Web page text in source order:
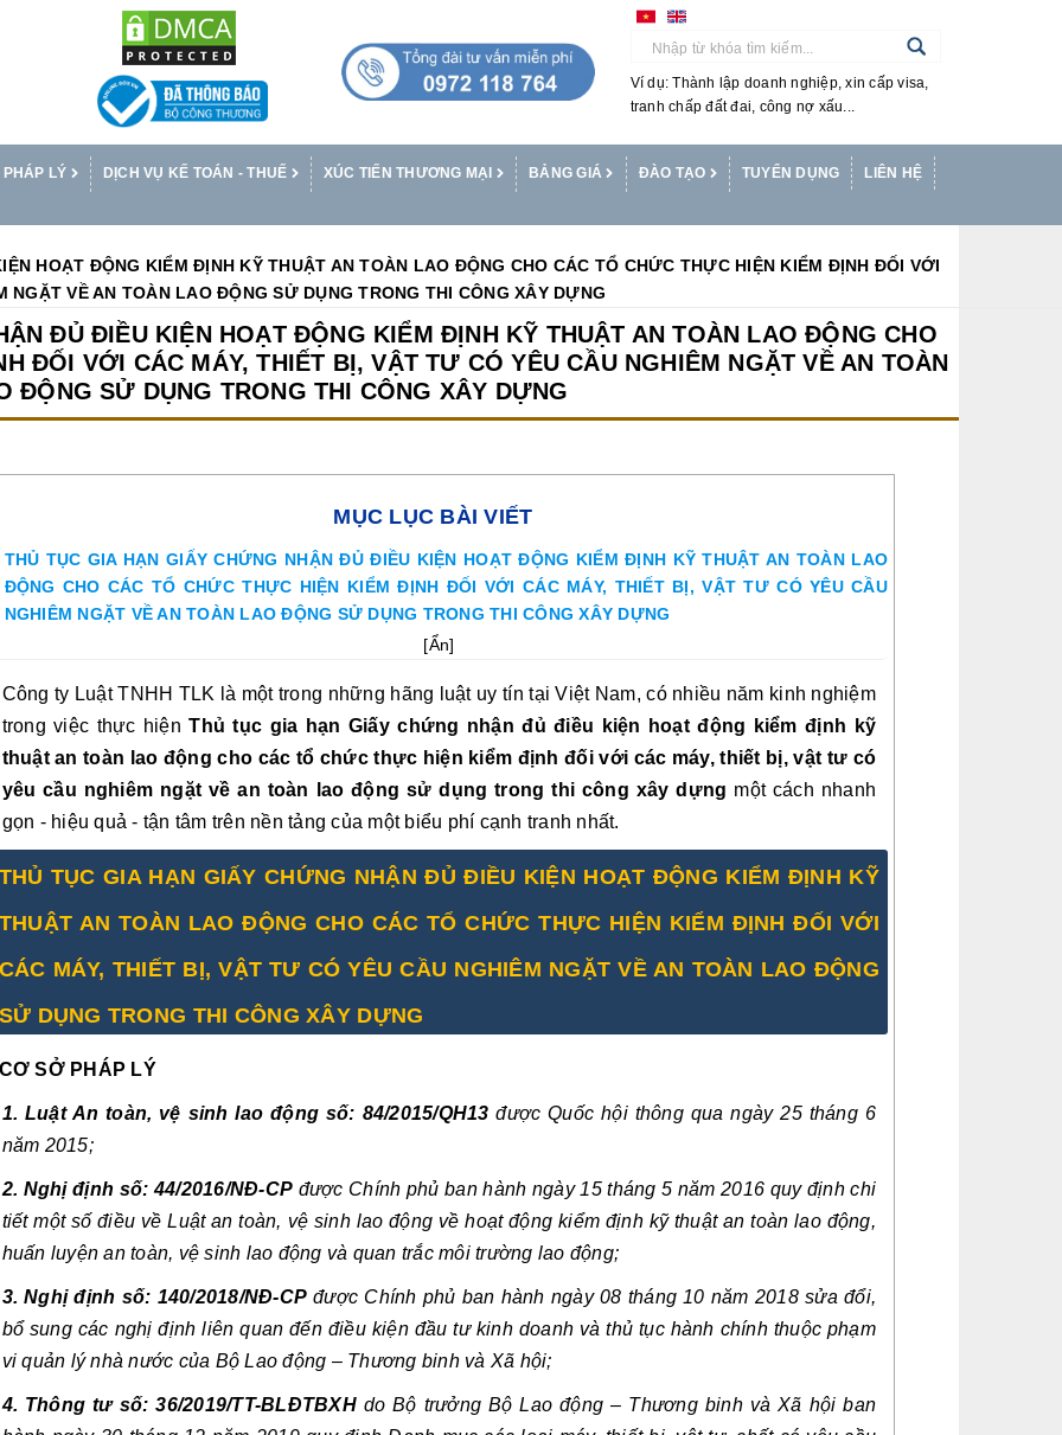
Ví dụ: Thành lập doanh nghiệp, xin cấp visa,
tranh chấp đất đai, công nợ xấu...
PHÁP LÝ DỊCH VỤ KẾ TOÁN - THUẾ XÚC TIẾN THƯƠNG MẠI BẢNG GIÁ ĐÀO TẠO TUYỂN DỤNG LIÊN HỆ
HOẠT ĐỘNG KIỂM ĐỊNH KỸ THUẬT AN TOÀN LAO ĐỘNG CHO CÁC TỔ CHỨC THỰC HIỆN KIỂM ĐỊNH ĐỐI VỚI
NGẶT VỀ AN TOÀN LAO ĐỘNG SỬ DỤNG TRONG THI CÔNG XÂY DỰNG
ĐỦ ĐIỀU KIỆN HOẠT ĐỘNG KIỂM ĐỊNH KỸ THUẬT AN TOÀN LAO ĐỘNG CHO
ĐỐI VỚI CÁC MÁY, THIẾT BỊ, VẬT TƯ CÓ YÊU CẦU NGHIÊM NGẶT VỀ AN TOÀN
ĐỘNG SỬ DỤNG TRONG THI CÔNG XÂY DỰNG
MỤC LỤC BÀI VIẾT
THỦ TỤC GIA HẠN GIẤY CHỨNG NHẬN ĐỦ ĐIỀU KIỆN HOẠT ĐỘNG KIỂM ĐỊNH KỸ THUẬT AN TOÀN LAO
ĐỘNG CHO CÁC TỔ CHỨC THỰC HIỆN KIỂM ĐỊNH ĐỐI VỚI CÁC MÁY, THIẾT BỊ, VẬT TƯ CÓ YÊU CẦU
NGHIÊM NGẶT VỀ AN TOÀN LAO ĐỘNG SỬ DỤNG TRONG THI CÔNG XÂY DỰNG
[Ẩn]
Công ty Luật TNHH TLK là một trong những hãng luật uy tín tại Việt Nam, có nhiều năm kinh nghiệm
trong việc thực hiện Thủ tục gia hạn Giấy chứng nhận đủ điều kiện hoạt động kiểm định kỹ
thuật an toàn lao động cho các tổ chức thực hiện kiểm định đối với các máy, thiết bị, vật tư có
yêu cầu nghiêm ngặt về an toàn lao động sử dụng trong thi công xây dựng một cách nhanh
gọn - hiệu quả - tận tâm trên nền tảng của một biểu phí cạnh tranh nhất.
THỦ TỤC GIA HẠN GIẤY CHỨNG NHẬN ĐỦ ĐIỀU KIỆN HOẠT ĐỘNG KIỂM ĐỊNH KỸ
THUẬT AN TOÀN LAO ĐỘNG CHO CÁC TỔ CHỨC THỰC HIỆN KIỂM ĐỊNH ĐỐI VỚI
CÁC MÁY, THIẾT BỊ, VẬT TƯ CÓ YÊU CẦU NGHIÊM NGẶT VỀ AN TOÀN LAO ĐỘNG
SỬ DỤNG TRONG THI CÔNG XÂY DỰNG
CƠ SỞ PHÁP LÝ
1. Luật An toàn, vệ sinh lao động số: 84/2015/QH13 được Quốc hội thông qua ngày 25 tháng 6
năm 2015;
2. Nghị định số: 44/2016/NĐ-CP được Chính phủ ban hành ngày 15 tháng 5 năm 2016 quy định chi
tiết một số điều về Luật an toàn, vệ sinh lao động về hoạt động kiểm định kỹ thuật an toàn lao động,
huấn luyện an toàn, vệ sinh lao động và quan trắc môi trường lao động;
3. Nghị định số: 140/2018/NĐ-CP được Chính phủ ban hành ngày 08 tháng 10 năm 2018 sửa đổi,
bổ sung các nghị định liên quan đến điều kiện đầu tư kinh doanh và thủ tục hành chính thuộc phạm
vi quản lý nhà nước của Bộ Lao động – Thương binh và Xã hội;
4. Thông tư số: 36/2019/TT-BLĐTBXH do Bộ trưởng Bộ Lao động – Thương binh và Xã hội ban